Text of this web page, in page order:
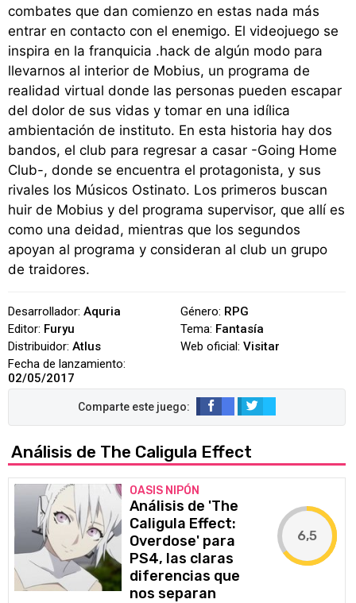
combates que dan comienzo en estas nada más
entrar en contacto con el enemigo. El videojuego se
inspira en la franquicia .hack de algún modo para
llevarnos al interior de Mobius, un programa de
realidad virtual donde las personas pueden escapar
del dolor de sus vidas y tomar en una idílica
ambientación de instituto. En esta historia hay dos
bandos, el club para regresar a casar -Going Home
Club-, donde se encuentra el protagonista, y sus
rivales los Músicos Ostinato. Los primeros buscan
huir de Mobius y del programa supervisor, que allí es
como una deidad, mientras que los segundos
apoyan al programa y consideran al club un grupo
de traidores.
Desarrollador: Aquria
Editor: Furyu
Distribuidor: Atlus
Fecha de lanzamiento:
02/05/2017
Género: RPG
Tema: Fantasía
Web oficial: Visitar
Análisis de The Caligula Effect
OASIS NIPÓN
Análisis de 'The
Caligula Effect:
Overdose' para
PS4, las claras
diferencias que
nos separan
6,5